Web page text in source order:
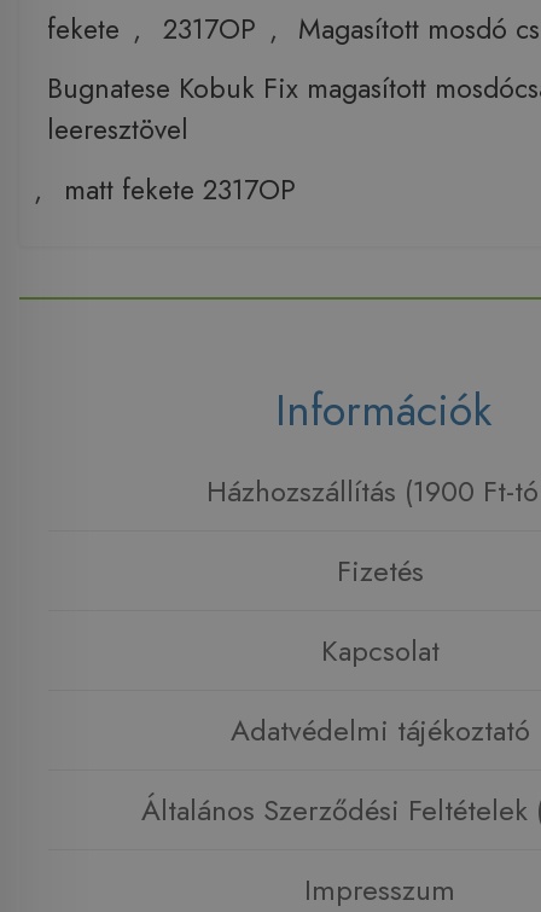
fekete , 2317OP , Magasított mosdó
Bugnatese Kobuk Fix magasított
leeresztövel
,
matt fekete 2317OP
Információk
Házhozszállítás (1900 Ft-
Fizetés
Kapcsolat
Adatvédelmi tájékoztató
Általános Szerződési Feltételek
Impresszum